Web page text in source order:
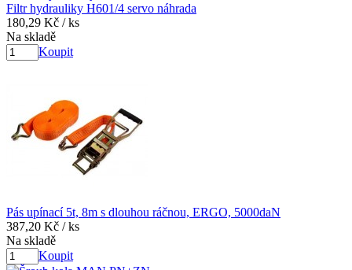
Filtr hydrauliky H601/4 servo náhrada
180,29 Kč / ks
Na skladě
Koupit
Pás upínací 5t, 8m s dlouhou ráčnou, ERGO, 5000daN
387,20 Kč / ks
Na skladě
Koupit